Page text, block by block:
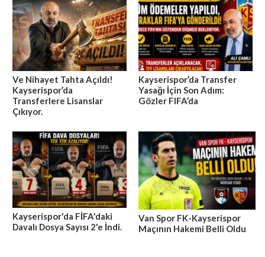
Ve Nihayet Tahta Açıldı!
Kayserispor’da
Transferlere Lisanslar
Çıkıyor.
Kayserispor’da Transfer
Yasağı İçin Son Adım:
Gözler FIFA’da
Kayserispor'da FİFA'daki
Davalı Dosya Sayısı 2'e İndi.
Van Spor FK-Kayserispor
Maçının Hakemi Belli Oldu